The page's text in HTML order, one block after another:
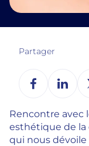
Partager
Rencontre avec
esthétique de la
qui nous dévoile